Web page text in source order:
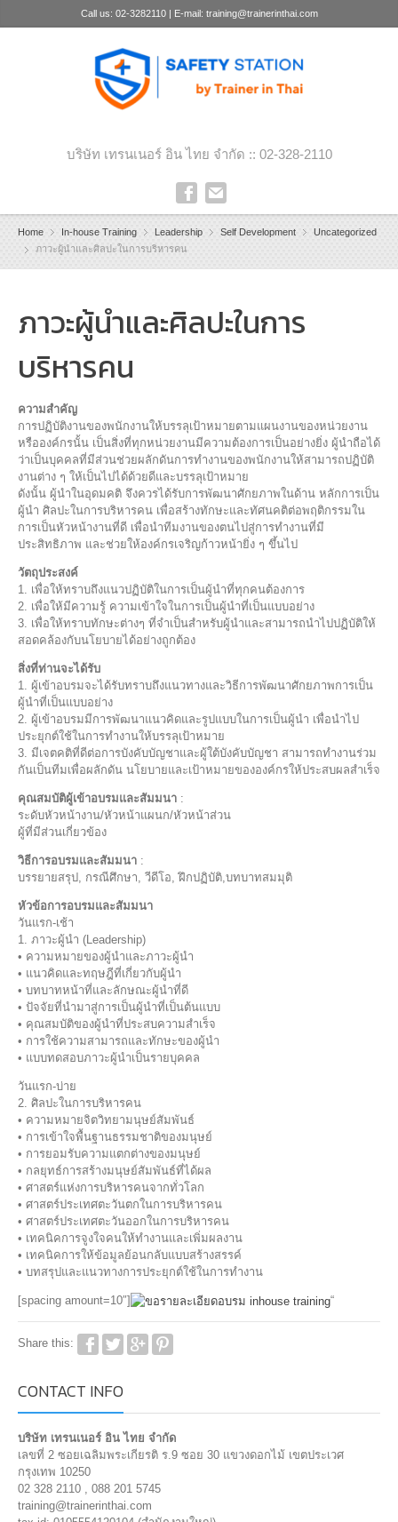
Call us: 02-3282110 | E-mail: training@trainerinthai.com
บริษัท เทรนเนอร์ อิน ไทย จำกัด :: 02-328-2110
Home In-house Training Leadership Self Development
Uncategorized
ภาวะผู้นำและศิลปะในการบริหารคน
ภาวะผู้นำและศิลปะในการ
บริหารคน
ความสำคัญ
การปฏิบัติงานของพนักงานให้บรรลุเป้าหมายตามแผนงานของหน่วยงาน
หรือองค์กรนั้น เป็นสิ่งที่ทุกหน่วยงานมีความต้องการเป็นอย่างยิ่ง ผู้นำถือได้
ว่าเป็นบุคคลที่มีส่วนช่วยผลักดันการทำงานของพนักงานให้สามารถปฏิบัติ
งานต่าง ๆ ให้เป็นไปได้ด้วยดีและบรรลุเป้าหมาย
ดังนั้น ผู้นำในอุดมคติ จึงควรได้รับการพัฒนาศักยภาพในด้าน หลักการเป็น
ผู้นำ ศิลปะในการบริหารคน เพื่อสร้างทักษะและทัศนคติต่อพฤติกรรมใน
การเป็นหัวหน้างานที่ดี เพื่อนำทีมงานของตนไปสู่การทำงานที่มี
ประสิทธิภาพ และช่วยให้องค์กรเจริญก้าวหน้ายิ่ง ๆ ขึ้นไป
วัตถุประสงค์
1. เพื่อให้ทราบถึงแนวปฏิบัติในการเป็นผู้นำที่ทุกคนต้องการ
2. เพื่อให้มีความรู้ ความเข้าใจในการเป็นผู้นำที่เป็นแบบอย่าง
3. เพื่อให้ทราบทักษะต่างๆ ที่จำเป็นสำหรับผู้นำและสามารถนำไปปฏิบัติให้
สอดคล้องกับนโยบายได้อย่างถูกต้อง
สิ่งที่ท่านจะได้รับ
1. ผู้เข้าอบรมจะได้รับทราบถึงแนวทางและวิธีการพัฒนาศักยภาพการเป็น
ผู้นำที่เป็นแบบอย่าง
2. ผู้เข้าอบรมมีการพัฒนาแนวคิดและรูปแบบในการเป็นผู้นำ เพื่อนำไป
ประยุกต์ใช้ในการทำงานให้บรรลุเป้าหมาย
3. มีเจตคติที่ดีต่อการบังคับบัญชาและผู้ใต้บังคับบัญชา สามารถทำงานร่วม
กันเป็นทีมเพื่อผลักดัน นโยบายและเป้าหมายขององค์กรให้ประสบผลสำเร็จ
คุณสมบัติผู้เข้าอบรมและสัมมนา :
ระดับหัวหน้างาน/หัวหน้าแผนก/หัวหน้าส่วน
ผู้ที่มีส่วนเกี่ยวข้อง
วิธีการอบรมและสัมมนา :
บรรยายสรุป, กรณีศึกษา, วีดีโอ, ฝึกปฏิบัติ,บทบาทสมมุติ
หัวข้อการอบรมและสัมมนา
วันแรก-เช้า
1. ภาวะผู้นำ (Leadership)
• ความหมายของผู้นำและภาวะผู้นำ
• แนวคิดและทฤษฎีที่เกี่ยวกับผู้นำ
• บทบาทหน้าที่และลักษณะผู้นำที่ดี
• ปัจจัยที่นำมาสู่การเป็นผู้นำที่เป็นต้นแบบ
• คุณสมบัติของผู้นำที่ประสบความสำเร็จ
• การใช้ความสามารถและทักษะของผู้นำ
• แบบทดสอบภาวะผู้นำเป็นรายบุคคล
วันแรก-บ่าย
2. ศิลปะในการบริหารคน
• ความหมายจิตวิทยามนุษย์สัมพันธ์
• การเข้าใจพื้นฐานธรรมชาติของมนุษย์
• การยอมรับความแตกต่างของมนุษย์
• กลยุทธ์การสร้างมนุษย์สัมพันธ์ที่ได้ผล
• ศาสตร์แห่งการบริหารคนจากทั่วโลก
• ศาสตร์ประเทศตะวันตกในการบริหารคน
• ศาสตร์ประเทศตะวันออกในการบริหารคน
• เทคนิคการจูงใจคนให้ทำงานและเพิ่มผลงาน
• เทคนิคการให้ข้อมูลย้อนกลับแบบสร้างสรรค์
• บทสรุปและแนวทางการประยุกต์ใช้ในการทำงาน
[spacing amount=10″] “
Share this:
CONTACT INFO
บริษัท เทรนเนอร์ อิน ไทย จำกัด
เลขที่ 2 ซอยเฉลิมพระเกียรติ ร.9 ซอย 30 แขวงดอกไม้ เขตประเวศ
กรุงเทพ 10250
02 328 2110 , 088 201 5745
training@trainerinthai.com